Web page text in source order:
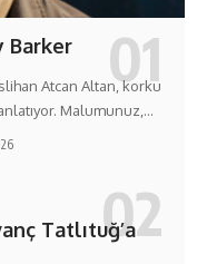
Barker
Atcan Altan, korku
Malumunuz,…
Tatlıtuğ’a